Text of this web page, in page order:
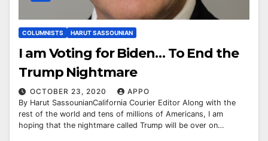
COLUMNISTS HARUT SASSOUNIAN
I am Voting for Biden… To End the
Trump Nightmare
OCTOBER 23, 2020
APPO
By Harut SassounianCalifornia Courier Editor Along with the
rest of the world and tens of millions of Americans, I am
hoping that the nightmare called Trump will be over on…